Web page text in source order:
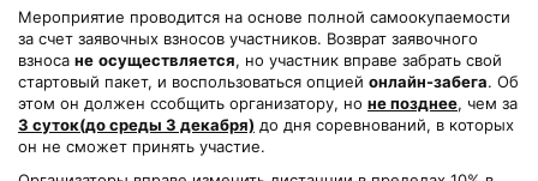
Мероприятие проводится на основе полной самоокупаемости
за счет заявочных взносов участников. Возврат заявочного
взноса не осуществляется, но участник вправе забрать свой
стартовый пакет, и воспользоваться опцией онлайн-забега. Об
этом он должен ссобщить организатору, но не позднее, чем за
3 суток(до среды 3 декабря) до дня соревнований, в которых
он не сможет принять участие.